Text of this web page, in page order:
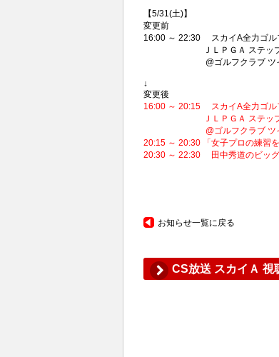
【5/31(土)】
変更前
16:00 ～ 22:30 スカイA全力ゴル
ＪＬＰＧＡ ステップ・アッ
@ゴルフクラブ ツインフ
↓
変更後
16:00 ～ 20:15 スカイA全力ゴル
ＪＬＰＧＡ ステップ・アッ
@ゴルフクラブ ツインフ
20:15 ～ 20:30 「女子プロの練習
20:30 ～ 22:30 田中秀道のビッ
お知らせ一覧に戻る
CS放送 スカイＡ 視